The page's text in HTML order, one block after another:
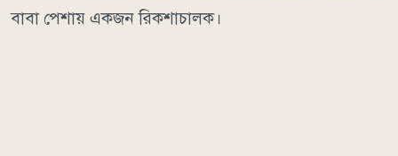
বাবা পেশায় একজন রিকশাচালক।